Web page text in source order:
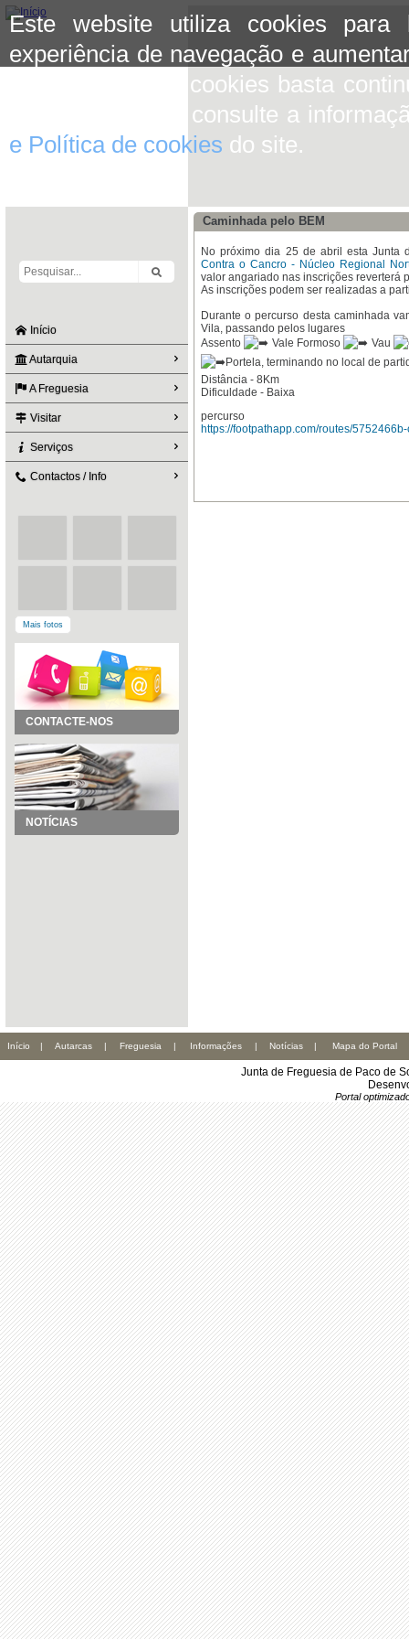
Este website utiliza cookies para
experiência de navegação e
aceitar o uso de cookies basta
mais informação consulte a
e Política de cookies do site.
Início
Autarquia
A Freguesia
Visitar
Serviços
Contactos / Info
Mais fotos
CONTACTE-NOS
NOTÍCIAS
Caminhada pelo BEM
No próximo dia 25 de abril esta
Contra o Cancro - Núcleo Regional
valor angariado nas inscrições reverterá
As inscrições podem ser realizadas a
Durante o percurso desta caminhada
Vila, passando pelos lugares
Assento
Vale Formoso
Vau
Portela, terminando no local de
Distância - 8Km
Dificuldade - Baixa
percurso
https://footpathapp.com/routes/
Início | Autarcas | Freguesia | Informações | Notícias | Mapa do Portal
Junta de Freguesia de Paco de
Portal